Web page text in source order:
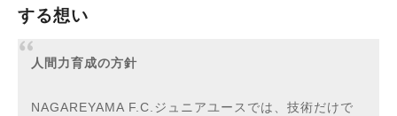
する想い
人間力育成の方針
NAGAREYAMA F.C.ジュニアユースでは、技術だけで